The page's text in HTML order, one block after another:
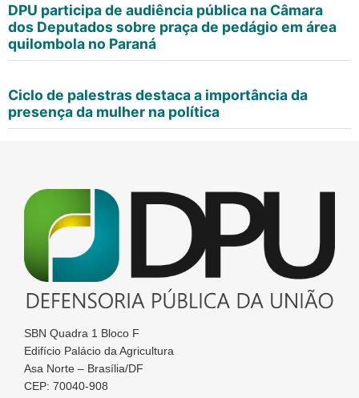
DPU participa de audiência pública na Câmara
dos Deputados sobre praça de pedágio em área
quilombola no Paraná
Ciclo de palestras destaca a importância da
presença da mulher na política
SBN Quadra 1 Bloco F
Edifício Palácio da Agricultura
Asa Norte – Brasília/DF
CEP: 70040-908